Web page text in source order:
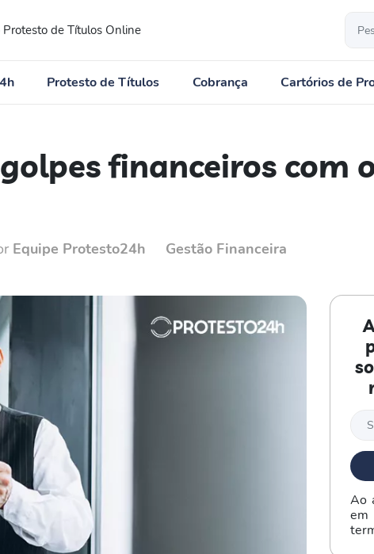
de Títulos Online
Protesto de Títulos Cobrança Cartórios de
financeiros com
Equipe Protesto24h Gestão Financeira
Ao
em